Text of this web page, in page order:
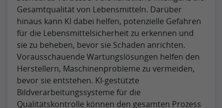
Gesamtqualität von Lebensmitteln. Darüber
hinaus kann KI dabei helfen, potenzielle Gefahren
für die Lebensmittelsicherheit zu erkennen und
sie zu beheben, bevor sie Schaden anrichten.
Vorausschauende Wartungslösungen helfen den
Herstellern, Maschinenprobleme zu vermeiden,
bevor sie entstehen. KI-gestützte
Bildverarbeitungssysteme für die
Qualitätskontrolle können den gesamten Prozess